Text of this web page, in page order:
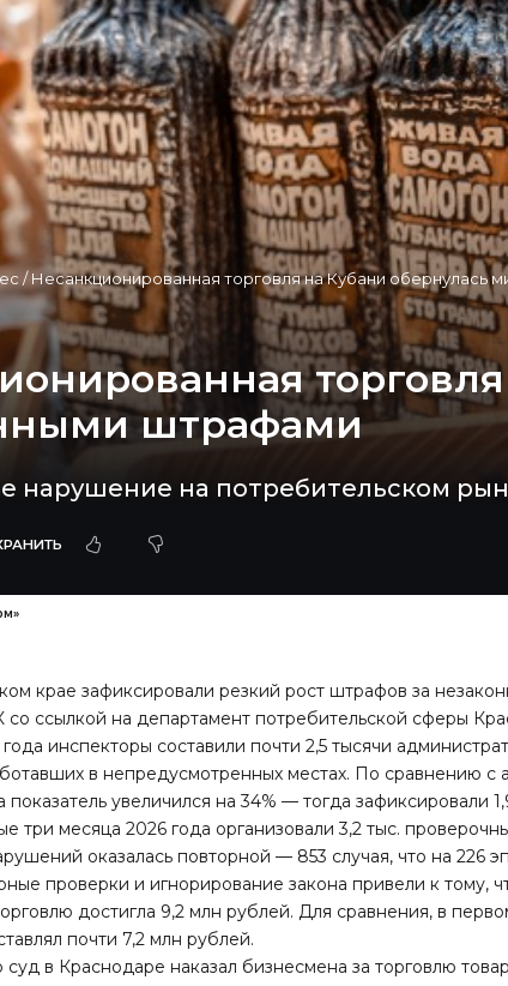
/Несанкционированная торговля на Кубани обернулась
штрафами
нарушение на потребительском
крае зафиксировали резкий рост штрафов за
со ссылкой на департамент потребительской сферы
года инспекторы составили почти 2,5 тысячи
в непредусмотренных местах. По сравнению с
показатель увеличился на 34% — тогда зафиксировали
три месяца 2026 года организовали 3,2 тыс.
оказалась повторной — 853 случая, что на 226
проверки и игнорирование закона привели к тому,
достигла 9,2 млн рублей. Для сравнения, в
почти 7,2 млн рублей.
суд в Краснодаре наказал бизнесмена за торговлю